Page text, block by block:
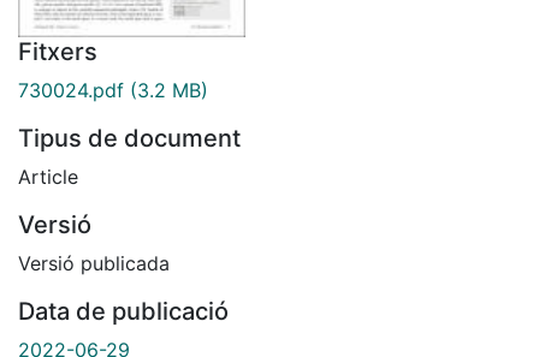
Fitxers
730024.pdf (3.2 MB)
Tipus de document
Article
Versió
Versió publicada
Data de publicació
2022-06-29